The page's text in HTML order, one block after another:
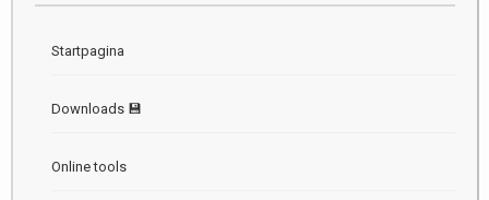
Startpagina
Downloads 💾
Online tools